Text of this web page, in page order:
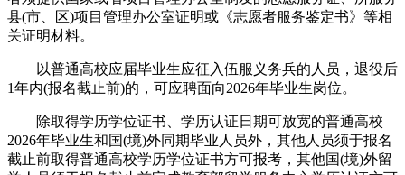
县(市、区)项目管理办公室证明或《志愿者服务鉴定书》等相
关证明材料。
以普通高校应届毕业生应征入伍服义务兵的人员，退役后
1年内(报名截止前)的，可应聘面向2026年毕业生岗位。
除取得学历学位证书、学历认证日期可放宽的普通高校
2026年毕业生和国(境)外同期毕业人员外，其他人员须于报名
截止前取得普通高校学历学位证书方可报考，其他国(境)外留